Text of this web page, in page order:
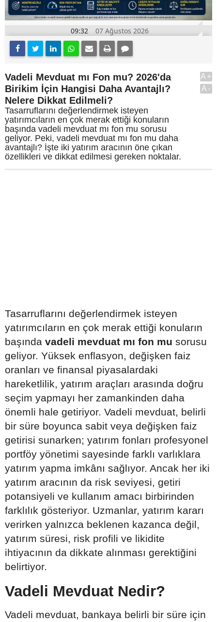
09:32 07 Ağustos 2026
Vadeli Mevduat mı Fon mu? 2026'da
Birikim İçin Hangisi Daha Avantajlı?
Nelere Dikkat Edilmeli?
Tasarruflarını değerlendirmek isteyen
yatırımcıların en çok merak ettiği konuların
başında vadeli mevduat mı fon mu sorusu
geliyor. Peki, vadeli mevduat mı fon mu daha
avantajlı? İşte iki yatırım aracının öne çıkan
özellikleri ve dikkat edilmesi gereken noktalar.
A+
A-
Tasarruflarını değerlendirmek isteyen
yatırımcıların en çok merak ettiği konuların
başında vadeli mevduat mı fon mu sorusu
geliyor. Yüksek enflasyon, değişken faiz
oranları ve finansal piyasalardaki
hareketlilik, yatırım araçları arasında doğru
seçim yapmayı her zamankinden daha
önemli hale getiriyor. Vadeli mevduat, belirli
bir süre boyunca sabit veya değişken faiz
getirisi sunarken; yatırım fonları profesyonel
portföy yönetimi sayesinde farklı varlıklara
yatırım yapma imkânı sağlıyor. Ancak her iki
yatırım aracının da risk seviyesi, getiri
potansiyeli ve kullanım amacı birbirinden
farklılık gösteriyor. Uzmanlar, yatırım kararı
verirken yalnızca beklenen kazanca değil,
yatırım süresi, risk profili ve likidite
ihtiyacının da dikkate alınması gerektiğini
belirtiyor.
Vadeli Mevduat Nedir?
Vadeli mevduat, bankaya belirli bir süre için